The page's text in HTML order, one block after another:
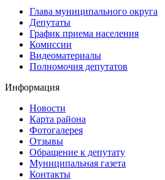
Глава муниципального округа
Депутаты
График приема населения
Комиссии
Видеоматериалы
Полномочия депутатов
Информация
Новости
Карта района
Фотогалерея
Отзывы
Обращение к депутату
Муниципальная газета
Контакты